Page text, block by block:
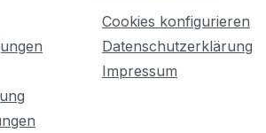
Cookies konfigurieren
Datenschutzerklärung
Impressum